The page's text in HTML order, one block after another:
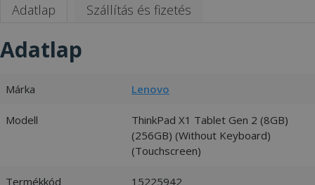
Adatlap Szállítás és fizetés
Adatlap
Márka Lenovo
Modell
ThinkPad X1 Tablet Gen 2 (8GB)
(256GB) (Without Keyboard)
(Touchscreen)
Termékkód 15225942